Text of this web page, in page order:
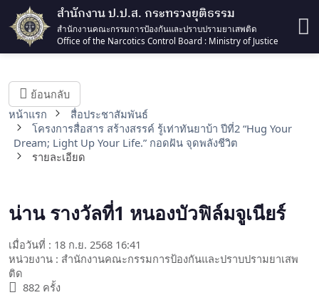
สำนักงาน ป.ป.ส. กระทรวงยุติธรรม
สำนักงานคณะกรรมการป้องกันและปราบปรามยาเสพติด
Office of the Narcotics Control Board : Ministry of Justice
ย้อนกลับ
หน้าแรก
สื่อประชาสัมพันธ์
โครงการสื่อสาร สร้างสรรค์ รู้เท่าทันยาบ้า ปีที่2 “Hug Your
Dream; Light Up Your Life.” กอดฝัน จุดพลังชีวิต
รายละเอียด
น่าน รางวัลที่1 หนองบัวฟิล์มจูเนียร์
เมื่อวันที่ : 18 ก.ย. 2568 16:41
หน่วยงาน : สำนักงานคณะกรรมการป้องกันและปราบปรามยาเสพ
ติด
882 ครั้ง